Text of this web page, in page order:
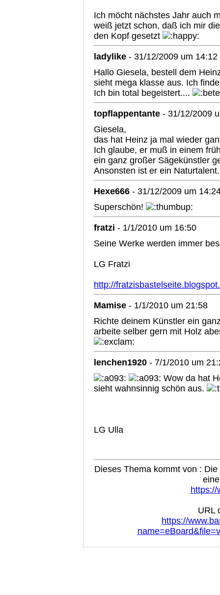
Ich möcht nächstes Jahr auch
weiß jetzt schon, daß ich mir
den Kopf gesetzt
ladylike - 31/12/2009 um 14:12
Hallo Giesela, bestell dem
sieht mega klasse aus. Ich
Ich bin total begeistert....
topflappentante - 31/12/2009
Giesela,
das hat Heinz ja mal wieder
Ich glaube, er muß in einem
ein ganz großer Sägekünstler
Ansonsten ist er ein
Hexe666 - 31/12/2009 um
Superschön!
fratzi - 1/1/2010 um 16:50
Seine Werke werden immer
LG Fratzi
http://
Mamise - 1/1/2010 um 21:58
Richte deinem Künstler ein
arbeite selber gern mit Holz
lenchen1920 - 7/1/2010 um
Wow da hat
sieht wahnsinnig schön aus.
LG Ulla
Dieses Thema kommt von :
https://
URL
https://